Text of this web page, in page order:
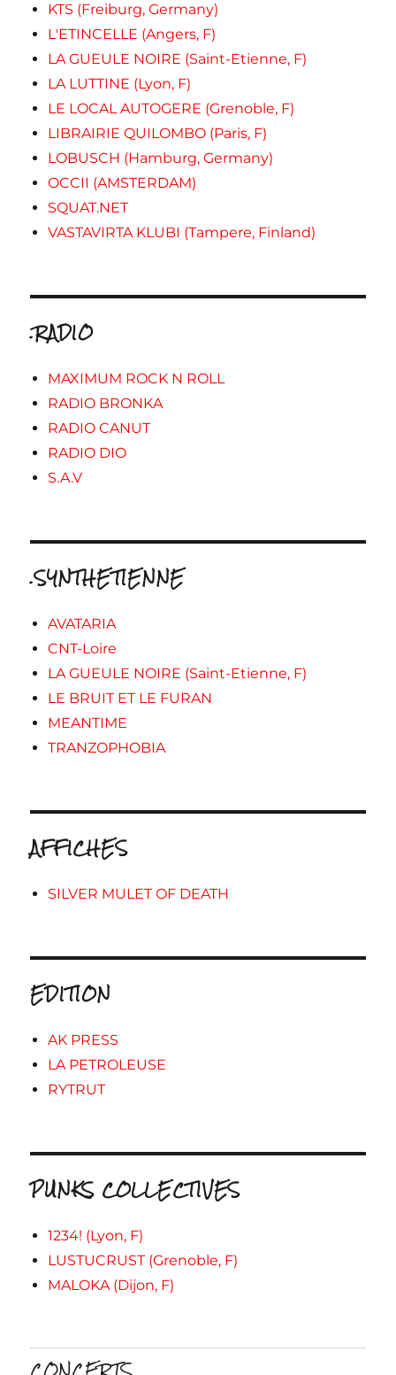
KTS (Freiburg, Germany)
L'ETINCELLE (Angers, F)
LA GUEULE NOIRE (Saint-Etienne, F)
LA LUTTINE (Lyon, F)
LE LOCAL AUTOGERE (Grenoble, F)
LIBRAIRIE QUILOMBO (Paris, F)
LOBUSCH (Hamburg, Germany)
OCCII (AMSTERDAM)
SQUAT.NET
VASTAVIRTA KLUBI (Tampere, Finland)
.RADIO
MAXIMUM ROCK N ROLL
RADIO BRONKA
RADIO CANUT
RADIO DIO
S.A.V
.SYNTHETIENNE
AVATARIA
CNT-Loire
LA GUEULE NOIRE (Saint-Etienne, F)
LE BRUIT ET LE FURAN
MEANTIME
TRANZOPHOBIA
AFFICHES
SILVER MULET OF DEATH
EDITION
AK PRESS
LA PETROLEUSE
RYTRUT
PUNKS COLLECTIVES
1234! (Lyon, F)
LUSTUCRUST (Grenoble, F)
MALOKA (Dijon, F)